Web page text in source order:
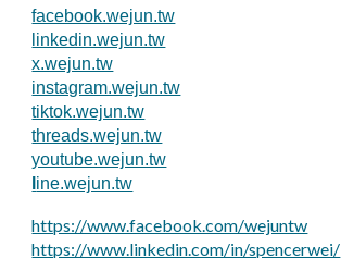
facebook.wejun.tw
linkedin.wejun.tw
x.wejun.tw
instagram.wejun.tw
tiktok.wejun.tw
threads.wejun.tw
youtube.wejun.tw
ine.wejun.tw
https://www.facebook.com/wejuntw
https://www.linkedin.com/in/spencerwei/